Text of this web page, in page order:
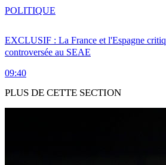
EXCLUSIF : La France et l'Espagne
controversée au SEAE
09:40
POLITIQUE
PLUS DE CETTE SECTION